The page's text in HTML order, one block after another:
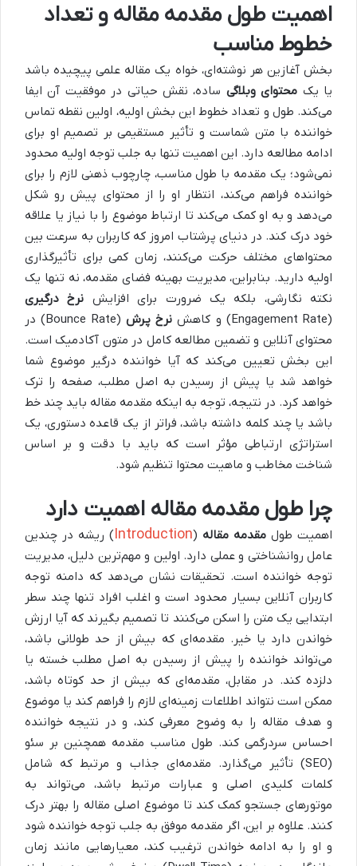
اهمیت طول مقدمه مقاله و تعداد
خطوط مناسب
بخش آغازین هر نوشته‌ای، خواه یک مقاله علمی پیچیده باشد
یا یک محتوای وبلاگی ساده، نقش حیاتی در موفقیت آن ایفا
می‌کند. طول و تعداد خطوط این بخش اولیه، اولین نقطه تماس
خواننده با متن شماست و تأثیر مستقیمی بر تصمیم او برای
ادامه مطالعه دارد. این اهمیت تنها به جلب توجه اولیه محدود
نمی‌شود؛ یک مقدمه با طول مناسب، چارچوب ذهنی لازم را برای
خواننده فراهم می‌کند، انتظار او را از محتوای پیش رو شکل
می‌دهد و به او کمک می‌کند تا ارتباط موضوع را با نیاز یا علاقه
خود درک کند. در دنیای پرشتاب امروز که کاربران به سرعت بین
محتواهای مختلف حرکت می‌کنند، زمان کمی برای تأثیرگذاری
اولیه دارید. بنابراین، مدیریت بهینه فضای مقدمه، نه تنها یک
نکته نگارشی، بلکه یک ضرورت برای افزایش نرخ درگیری
(Engagement Rate) و کاهش
نرخ پرش
(Bounce Rate) در
محتوای آنلاین و تضمین مطالعه کامل در متون آکادمیک است.
این بخش تعیین می‌کند که آیا خواننده درگیر موضوع شما
خواهد شد یا پیش از رسیدن به اصل مطلب، صفحه را ترک
خواهد کرد. در نتیجه، توجه به اینکه مقدمه مقاله باید چند خط
باشد یا چند کلمه داشته باشد، فراتر از یک قاعده دستوری، یک
استراتژی ارتباطی مؤثر است که باید با دقت و بر اساس
شناخت مخاطب و ماهیت محتوا تنظیم شود.
چرا طول مقدمه مقاله اهمیت دارد
اهمیت طول مقدمه مقاله (
Introduction) ریشه در چندین
عامل روانشناختی و عملی دارد. اولین و مهم‌ترین دلیل، مدیریت
توجه خواننده است. تحقیقات نشان می‌دهد که دامنه توجه
کاربران آنلاین بسیار محدود است و اغلب افراد تنها چند سطر
ابتدایی یک متن را اسکن می‌کنند تا تصمیم بگیرند که آیا ارزش
خواندن دارد یا خیر. مقدمه‌ای که بیش از حد طولانی باشد،
می‌تواند خواننده را پیش از رسیدن به اصل مطلب خسته یا
دلزده کند. در مقابل، مقدمه‌ای که بیش از حد کوتاه باشد،
ممکن است نتواند اطلاعات زمینه‌ای لازم را فراهم کند یا موضوع
و هدف مقاله را به وضوح معرفی کند، و در نتیجه خواننده
احساس سردرگمی کند. طول مناسب مقدمه همچنین بر سئو
(SEO) تأثیر می‌گذارد. مقدمه‌ای جذاب و مرتبط که شامل
کلمات کلیدی اصلی و عبارات مرتبط باشد، می‌تواند به
موتورهای جستجو کمک کند تا موضوع اصلی مقاله را بهتر درک
کنند. علاوه بر این، اگر مقدمه موفق به جلب توجه خواننده شود
و او را به ادامه خواندن ترغیب کند، معیارهایی مانند زمان